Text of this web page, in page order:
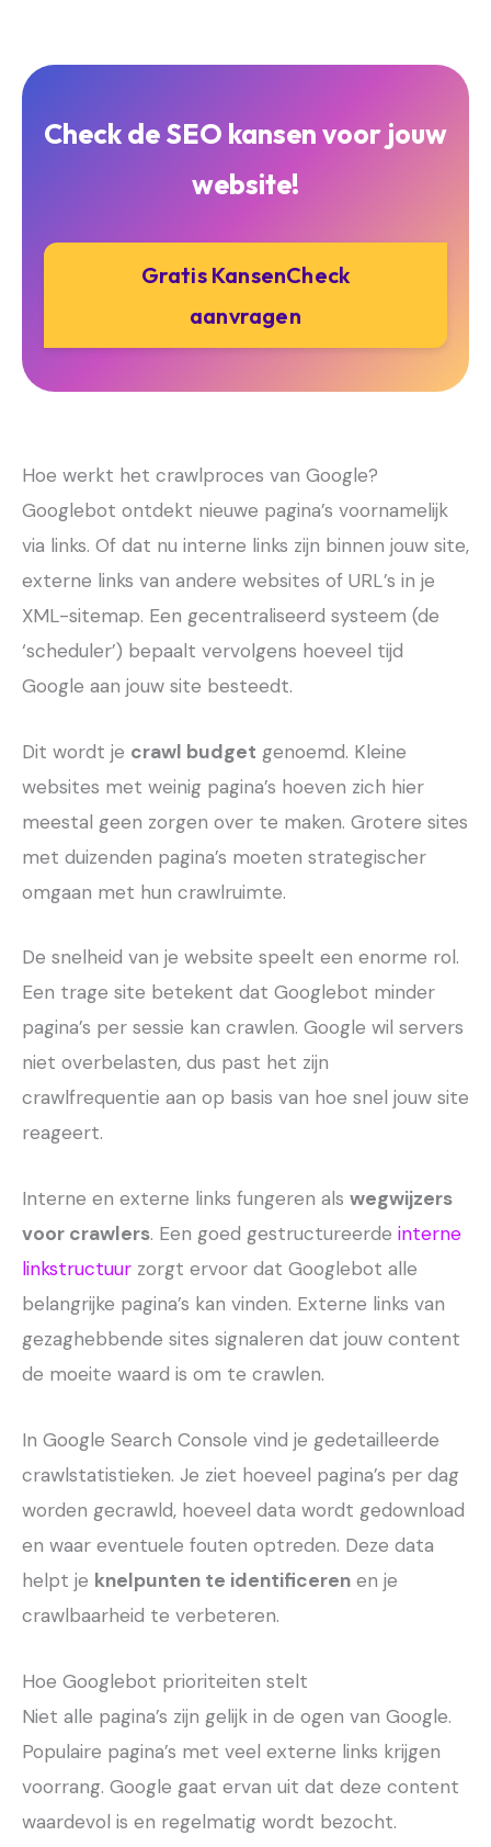
Check de SEO kansen voor jouw
website!
Gratis KansenCheck
aanvragen
Hoe werkt het crawlproces van Google?
Googlebot ontdekt nieuwe pagina’s voornamelijk
via links. Of dat nu interne links zijn binnen jouw site,
externe links van andere websites of URL’s in je
XML-sitemap. Een gecentraliseerd systeem (de
‘scheduler’) bepaalt vervolgens hoeveel tijd
Google aan jouw site besteedt.
Dit wordt je crawl budget genoemd. Kleine
websites met weinig pagina’s hoeven zich hier
meestal geen zorgen over te maken. Grotere sites
met duizenden pagina’s moeten strategischer
omgaan met hun crawlruimte.
De snelheid van je website speelt een enorme rol.
Een trage site betekent dat Googlebot minder
pagina’s per sessie kan crawlen. Google wil servers
niet overbelasten, dus past het zijn
crawlfrequentie aan op basis van hoe snel jouw site
reageert.
Interne en externe links fungeren als wegwijzers
voor crawlers. Een goed gestructureerde interne
linkstructuur zorgt ervoor dat Googlebot alle
belangrijke pagina’s kan vinden. Externe links van
gezaghebbende sites signaleren dat jouw content
de moeite waard is om te crawlen.
In Google Search Console vind je gedetailleerde
crawlstatistieken. Je ziet hoeveel pagina’s per dag
worden gecrawld, hoeveel data wordt gedownload
en waar eventuele fouten optreden. Deze data
helpt je knelpunten te identificeren en je
crawlbaarheid te verbeteren.
Hoe Googlebot prioriteiten stelt
Niet alle pagina’s zijn gelijk in de ogen van Google.
Populaire pagina’s met veel externe links krijgen
voorrang. Google gaat ervan uit dat deze content
waardevol is en regelmatig wordt bezocht.